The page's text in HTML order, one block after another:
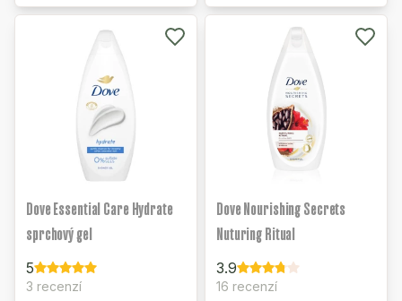
Dove Essential Care Hydrate
sprchový gel
5
3 recenzí
Dove Nourishing Secrets
Nuturing Ritual
3.9
16 recenzí